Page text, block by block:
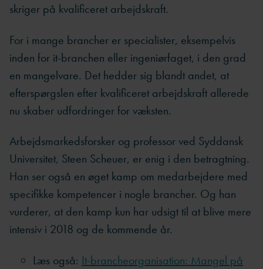
skriger på kvalificeret arbejdskraft.
For i mange brancher er specialister, eksempelvis
inden for it-branchen eller ingeniørfaget, i den grad
en mangelvare. Det hedder sig blandt andet, at
efterspørgslen efter kvalificeret arbejdskraft allerede
nu skaber udfordringer for væksten.
Arbejdsmarkedsforsker og professor ved Syddansk
Universitet, Steen Scheuer, er enig i den betragtning.
Han ser også en øget kamp om medarbejdere med
specifikke kompetencer i nogle brancher. Og han
vurderer, at den kamp kun har udsigt til at blive mere
intensiv i 2018 og de kommende år.
Læs også: It-brancheorganisation: Mangel på